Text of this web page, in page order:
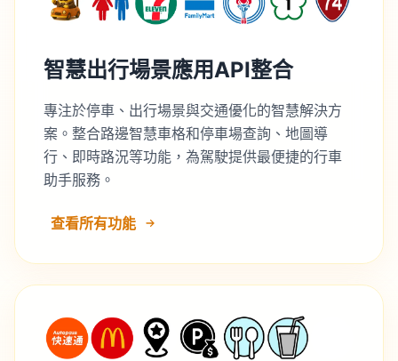
智慧出行場景應用API整合
專注於停車、出行場景與交通優化的智慧解決方
案。整合路邊智慧車格和停車場查詢、地圖導
行、即時路況等功能，為駕駛提供最便捷的行車
助手服務。
查看所有功能